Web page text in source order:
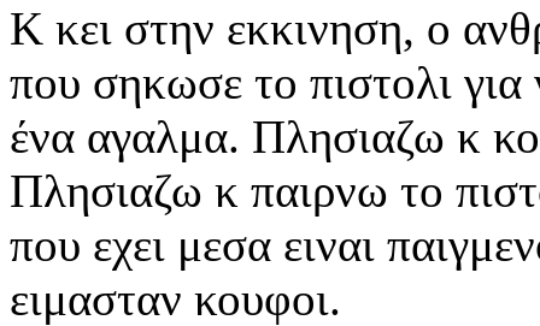
Κ κει στην εκκινηση, ο
που σηκωσε το πιστολι
ένα αγαλμα. Πλησιαζω κ
Πλησιαζω κ παιρνω το
που εχει μεσα ειναι
ειμασταν κουφοι.